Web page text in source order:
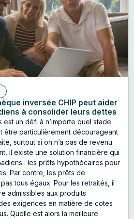
inversée CHIP peut aider
à consolider leurs dettes
un défi à n’importe quel stade
être particulièrement décourageant
surtout si on n’a pas de revenu
il existe une solution financière qui
: les prêts hypothécaires pour
Par contre, les prêts de
tous égaux. Pour les retraités, il
admissibles aux produits
exigences en matière de cotes
Quelle est alors la meilleure